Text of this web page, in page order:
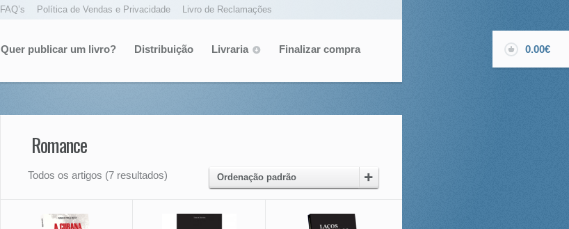
FAQ’s Política de Vendas e Privacidade Livro de Reclamações
0.00€
Quer publicar um livro? Distribuição Livraria Finalizar compra
Romance
Todos os artigos (7 resultados) Ordenação padrão